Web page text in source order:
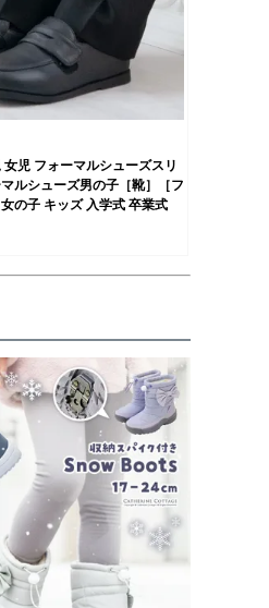
女児 フォーマルシューズスリ
ルシューズ男の子［靴］［フ
の子 キッズ 入学式 卒業式